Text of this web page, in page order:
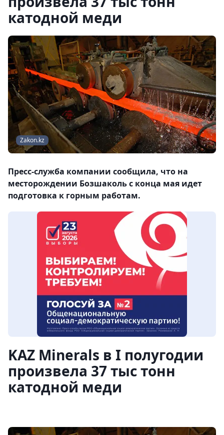
катодной меди
Zakon.kz
Пресс-служба компании сообщила, что на
месторождении Бозшаколь с конца мая идет
подготовка к горным работам.
KAZ Minerals в I полугодии
произвела 37 тыс тонн
катодной меди